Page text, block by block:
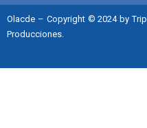
Olacde – Copyright © 2024 by Trip
Producciones.